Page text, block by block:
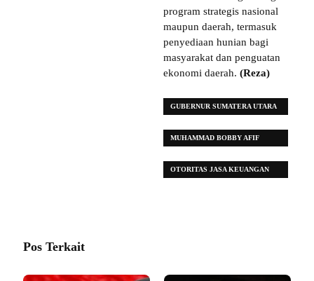
program strategis nasional
maupun daerah, termasuk
penyediaan hunian bagi
masyarakat dan penguatan
ekonomi daerah. (Reza)
GUBERNUR SUMATERA UTARA
MUHAMMAD BOBBY AFIF
OTORITAS JASA KEUANGAN
Pos Terkait